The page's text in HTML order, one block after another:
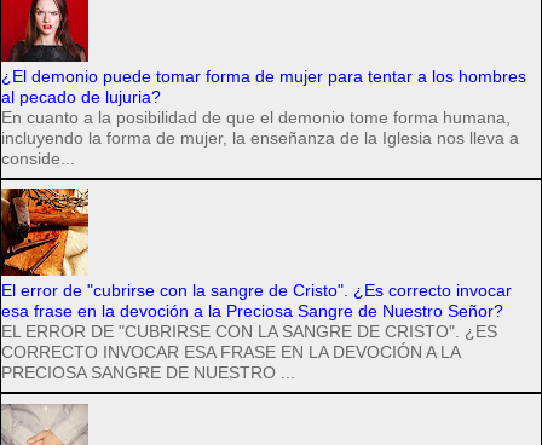
¿El demonio puede tomar forma de mujer para tentar a los hombres
al pecado de lujuria?
En cuanto a la posibilidad de que el demonio tome forma humana,
incluyendo la forma de mujer, la enseñanza de la Iglesia nos lleva a
conside...
El error de "cubrirse con la sangre de Cristo". ¿Es correcto invocar
esa frase en la devoción a la Preciosa Sangre de Nuestro Señor?
EL ERROR DE "CUBRIRSE CON LA SANGRE DE CRISTO". ¿ES
CORRECTO INVOCAR ESA FRASE EN LA DEVOCIÓN A LA
PRECIOSA SANGRE DE NUESTRO ...